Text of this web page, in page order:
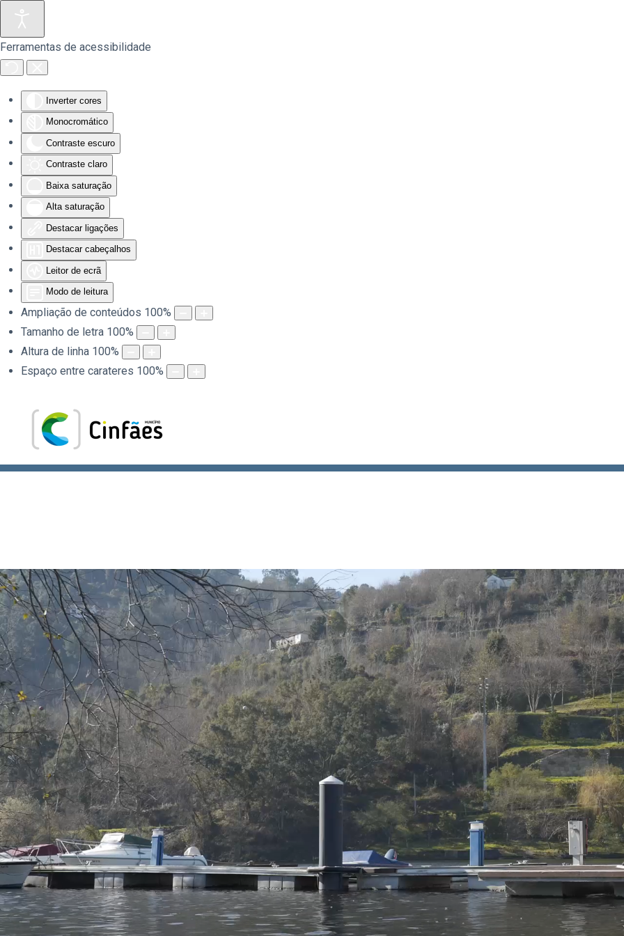
Ferramentas de acessibilidade
Inverter cores
Monocromático
Contraste escuro
Contraste claro
Baixa saturação
Alta saturação
Destacar ligações
Destacar cabeçalhos
Leitor de ecrã
Modo de leitura
Ampliação de conteúdos 100%
Tamanho de letra 100%
Altura de linha 100%
Espaço entre carateres 100%
Saltar para o conteúdo principal
.